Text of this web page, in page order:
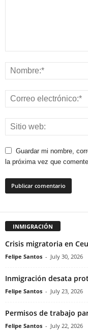
Guardar mi nombre,
la próxima vez que
INMIGRACIÓN
Crisis migratoria en
Felipe Santos - July 30, 2026
Inmigración desata
Felipe Santos - July 23, 2026
Permisos de trabajo
Felipe Santos - July 22, 2026